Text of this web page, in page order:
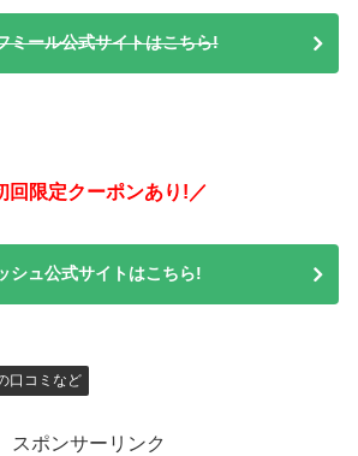
ミール公式サイトはこちら!
回限定クーポンあり!／
シュ公式サイトはこちら!
口コミなど
スポンサーリンク